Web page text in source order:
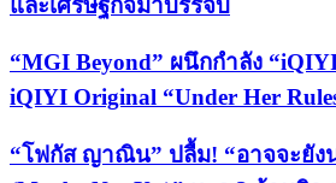
และเศรษฐกิจมาบรรจบ
“MGI Beyond” ผนึกกำลัง
iQIYI Original “Under Her
“โฟกัส ญาณิน” ปลื้ม! “อาจจะยัง